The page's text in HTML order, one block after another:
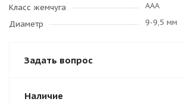
Класс жемчуга
AAA
Диаметр
9-9,5 мм
Задать вопрос
Наличие